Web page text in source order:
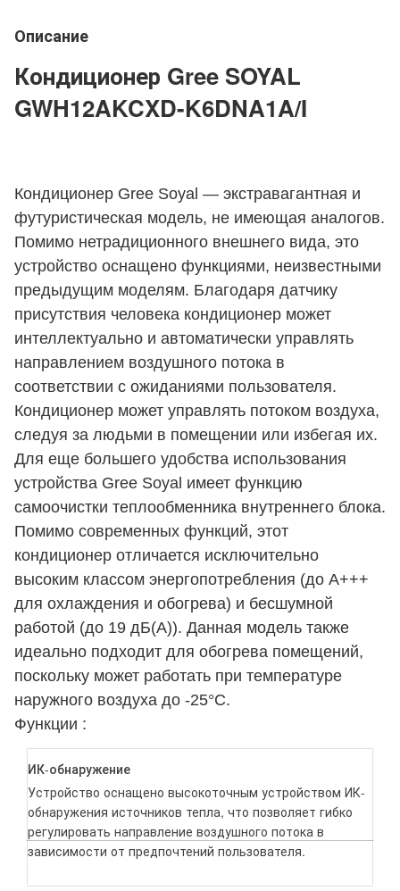
Описание
Кондиционер Gree SOYAL
GWH12AKCXD-K6DNA1A/I
Кондиционер Gree Soyal — экстравагантная и
футуристическая модель, не имеющая аналогов.
Помимо нетрадиционного внешнего вида, это
устройство оснащено функциями, неизвестными
предыдущим моделям. Благодаря датчику
присутствия человека кондиционер может
интеллектуально и автоматически управлять
направлением воздушного потока в
соответствии с ожиданиями пользователя.
Кондиционер может управлять потоком воздуха,
следуя за людьми в помещении или избегая их.
Для еще большего удобства использования
устройства Gree Soyal имеет функцию
самоочистки теплообменника внутреннего блока.
Помимо современных функций, этот
кондиционер отличается исключительно
высоким классом энергопотребления (до A+++
для охлаждения и обогрева) и бесшумной
работой (до 19 дБ(А)). Данная модель также
идеально подходит для обогрева помещений,
поскольку может работать при температуре
наружного воздуха до -25°C.
Функции :
ИК-обнаружение
Устройство оснащено высокоточным устройством ИК-
обнаружения источников тепла, что позволяет гибко
регулировать направление воздушного потока в
зависимости от предпочтений пользователя.